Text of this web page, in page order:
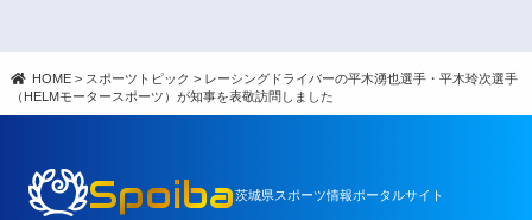
HOME > スポーツトピック > レーシングドライバーの平木湧也選手・平木玲次選手
（HELMモータースポーツ）が知事を表敬訪問しました
Spoiba茨城県スポーツ情報ポータルサイト